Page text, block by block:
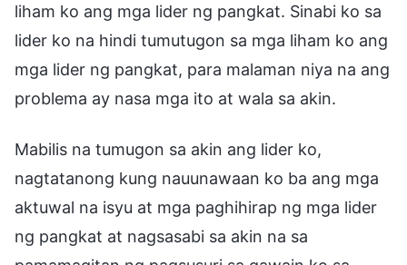
liham ko ang mga lider ng pangkat. Sinabi ko sa
lider ko na hindi tumutugon sa mga liham ko ang
mga lider ng pangkat, para malaman niya na ang
problema ay nasa mga ito at wala sa akin.
Mabilis na tumugon sa akin ang lider ko,
nagtatanong kung nauunawaan ko ba ang mga
aktuwal na isyu at mga paghihirap ng mga lider
ng pangkat at nagsasabi sa akin na sa